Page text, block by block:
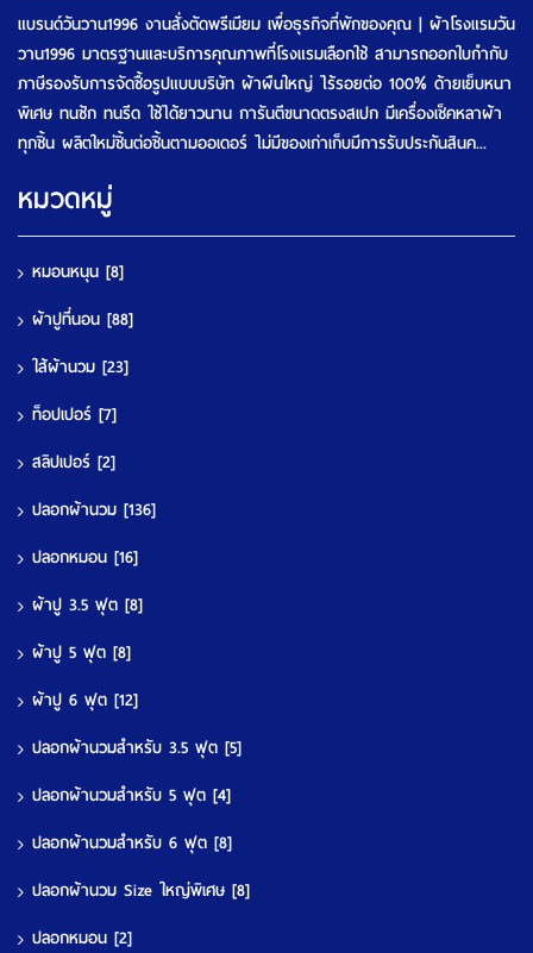
แบรนด์วันวาน1996 งานสั่งตัดพรีเมียม เพื่อธุรกิจที่พักของคุณ | ผ้าโรงแรมวัน
วาน1996 มาตรฐานและบริการคุณภาพที่โรงแรมเลือกใช้ สามารถออกใบกำกับ
ภาษีรองรับการจัดซื้อรูปแบบบริษัท ผ้าผืนใหญ่ ไร้รอยต่อ 100% ด้ายเย็บหนา
พิเศษ ทนซัก ทนรีด ใช้ได้ยาวนาน การันตีขนาดตรงสเปก มีเครื่องเช็คหลาผ้า
ทุกชิ้น ผลิตใหม่ชิ้นต่อชิ้นตามออเดอร์ ไม่มีของเก่าเก็บมีการรับประกันสินค...
หมวดหมู่
หมอนหนุน [8]
ผ้าปูที่นอน [88]
ใส้ผ้านวม [23]
ท็อปเปอร์ [7]
สลิปเปอร์ [2]
ปลอกผ้านวม [136]
ปลอกหมอน [16]
ผ้าปู 3.5 ฟุต [8]
ผ้าปู 5 ฟุต [8]
ผ้าปู 6 ฟุต [12]
ปลอกผ้านวมสำหรับ 3.5 ฟุต [5]
ปลอกผ้านวมสำหรับ 5 ฟุต [4]
ปลอกผ้านวมสำหรับ 6 ฟุต [8]
ปลอกผ้านวม Size ใหญ่พิเศษ [8]
ปลอกหมอน [2]